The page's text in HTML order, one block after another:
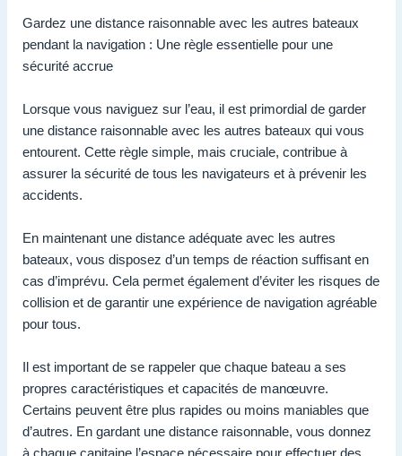
Gardez une distance raisonnable avec les autres bateaux
pendant la navigation : Une règle essentielle pour une
sécurité accrue
Lorsque vous naviguez sur l’eau, il est primordial de garder
une distance raisonnable avec les autres bateaux qui vous
entourent. Cette règle simple, mais cruciale, contribue à
assurer la sécurité de tous les navigateurs et à prévenir les
accidents.
En maintenant une distance adéquate avec les autres
bateaux, vous disposez d’un temps de réaction suffisant en
cas d’imprévu. Cela permet également d’éviter les risques de
collision et de garantir une expérience de navigation agréable
pour tous.
Il est important de se rappeler que chaque bateau a ses
propres caractéristiques et capacités de manœuvre.
Certains peuvent être plus rapides ou moins maniables que
d’autres. En gardant une distance raisonnable, vous donnez
à chaque capitaine l’espace nécessaire pour effectuer des